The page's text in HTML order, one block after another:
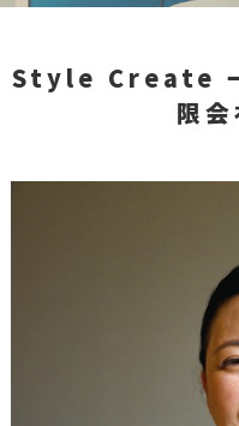
Style Create
限